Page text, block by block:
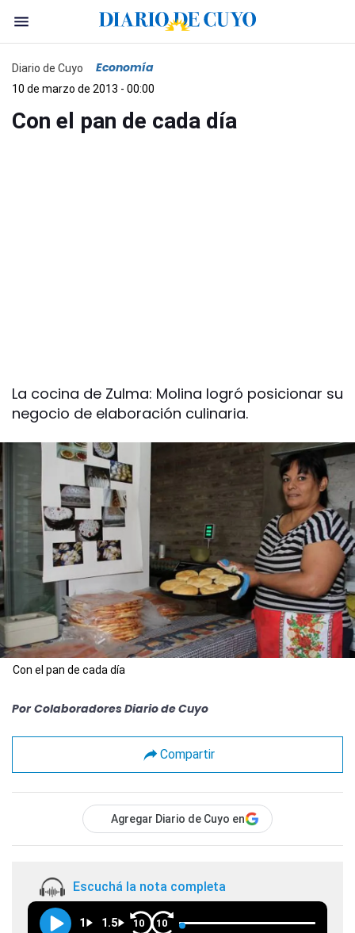
Diario de Cuyo Economía
10 de marzo de 2013 - 00:00
Con el pan de cada día
La cocina de Zulma: Molina logró posicionar su
negocio de elaboración culinaria.
Con el pan de cada día
Por Colaboradores Diario de Cuyo
Compartir
Agregar Diario de Cuyo en
Escuchá la nota completa
1 1.5 10 10